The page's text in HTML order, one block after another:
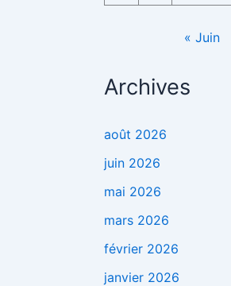
« Juin
Archives
août 2026
juin 2026
mai 2026
mars 2026
février 2026
janvier 2026